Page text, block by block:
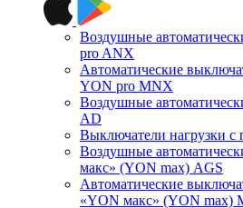
Воздушные
pro ANX
Автоматические
YON pro MNX
Воздушные
AD
Выключатели нагрузки с
Воздушные
макс» (YON max) AGS
Автоматические
«YON макс» (YON max)